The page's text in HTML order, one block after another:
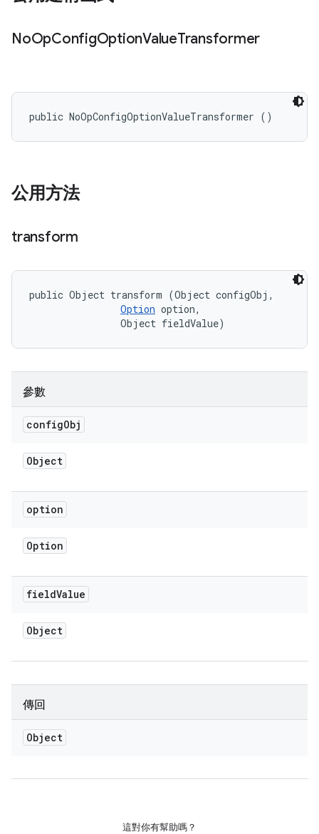
NoOpConfigOptionValueTransformer
public NoOpConfigOptionValueTransformer ()
公用方法
transform
public Object transform (Object configObj,
Option option,
                Object fieldValue)
參數
configObj
Object
option
Option
fieldValue
Object
傳回
Object
這對你有幫助嗎？